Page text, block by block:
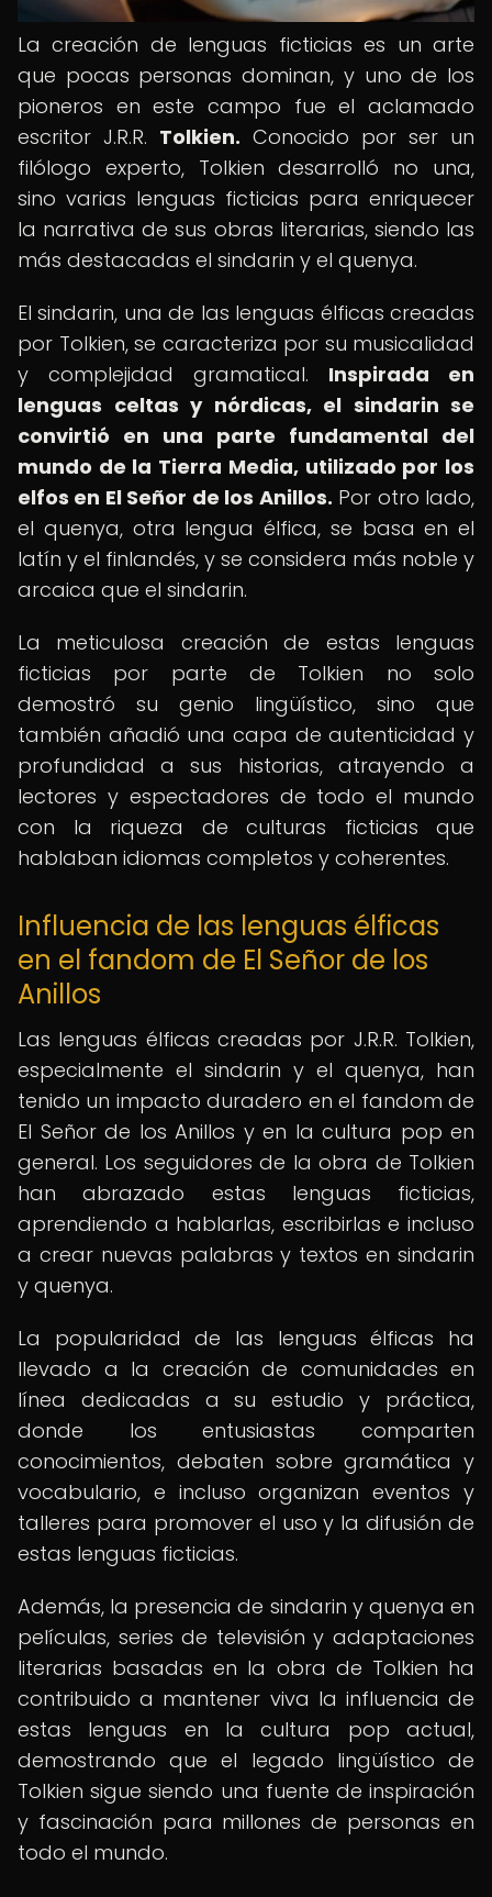
La creación de lenguas ficticias es un arte
que pocas personas dominan, y uno de los
pioneros en este campo fue el aclamado
escritor J.R.R. Tolkien. Conocido por ser un
filólogo experto, Tolkien desarrolló no una,
sino varias lenguas ficticias para enriquecer
la narrativa de sus obras literarias, siendo las
más destacadas el sindarin y el quenya.
El sindarin, una de las lenguas élficas creadas
por Tolkien, se caracteriza por su musicalidad
y complejidad gramatical. Inspirada en
lenguas celtas y nórdicas, el sindarin se
convirtió en una parte fundamental del
mundo de la Tierra Media, utilizado por los
elfos en El Señor de los Anillos. Por otro lado,
el quenya, otra lengua élfica, se basa en el
latín y el finlandés, y se considera más noble y
arcaica que el sindarin.
La meticulosa creación de estas lenguas
ficticias por parte de Tolkien no solo
demostró su genio lingüístico, sino que
también añadió una capa de autenticidad y
profundidad a sus historias, atrayendo a
lectores y espectadores de todo el mundo
con la riqueza de culturas ficticias que
hablaban idiomas completos y coherentes.
Influencia de las lenguas élficas
en el fandom de El Señor de los
Anillos
Las lenguas élficas creadas por J.R.R. Tolkien,
especialmente el sindarin y el quenya, han
tenido un impacto duradero en el fandom de
El Señor de los Anillos y en la cultura pop en
general. Los seguidores de la obra de Tolkien
han abrazado estas lenguas ficticias,
aprendiendo a hablarlas, escribirlas e incluso
a crear nuevas palabras y textos en sindarin
y quenya.
La popularidad de las lenguas élficas ha
llevado a la creación de comunidades en
línea dedicadas a su estudio y práctica,
donde los entusiastas comparten
conocimientos, debaten sobre gramática y
vocabulario, e incluso organizan eventos y
talleres para promover el uso y la difusión de
estas lenguas ficticias.
Además, la presencia de sindarin y quenya en
películas, series de televisión y adaptaciones
literarias basadas en la obra de Tolkien ha
contribuido a mantener viva la influencia de
estas lenguas en la cultura pop actual,
demostrando que el legado lingüístico de
Tolkien sigue siendo una fuente de inspiración
y fascinación para millones de personas en
todo el mundo.